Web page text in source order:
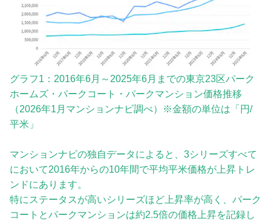
グラフ1：2016年6月～2025年6月までの東京23区パーク
ホームズ・パークコート・パークマンション価格推移
（2026年1月マンションナビ調べ）※金額の単位は「円/
平米」
マンションナビの独自データによると、3シリーズすべて
において2016年からの10年間で平均平米価格が上昇トレ
ンドにあります。
特にステータスが高いシリーズほど上昇率が高く、パーク
コートとパークマンションは約2.5倍の価格上昇を記録し